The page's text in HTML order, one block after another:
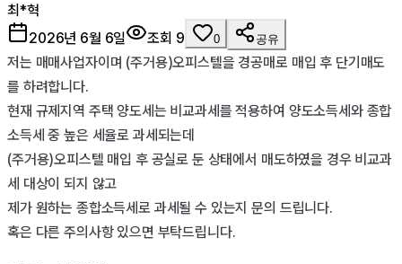
최*혁
2026년 6월 6일
조회 9 0 공유
저는 매매사업자이며 (주거용)오피스텔을 경공매로 매입 후 단기매도
를 하려합니다.
현재 규제지역 주택 양도세는 비교과세를 적용하여 양도소득세와 종합
소득세 중 높은 세율로 과세되는데
(주거용)오피스텔 매입 후 공실로 둔 상태에서 매도하였을 경우 비교과
세 대상이 되지 않고
제가 원하는 종합소득세로 과세될 수 있는지 문의 드립니다.
혹은 다른 주의사항 있으면 부탁드립니다.